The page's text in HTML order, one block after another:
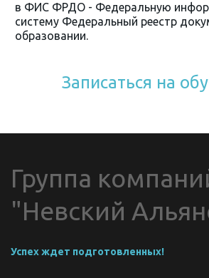
в ФИС ФРДО - Федеральную
систему Федеральный реестр
образовании.
Записаться на
Группа
"Невский
Успех ждет подготовленных!